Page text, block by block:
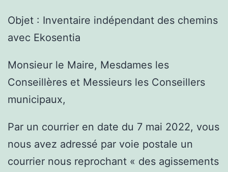
Objet : Inventaire indépendant des chemins
avec Ekosentia
Monsieur le Maire, Mesdames les
Conseillères et Messieurs les Conseillers
municipaux,
Par un courrier en date du 7 mai 2022, vous
nous avez adressé par voie postale un
courrier nous reprochant « des agissements